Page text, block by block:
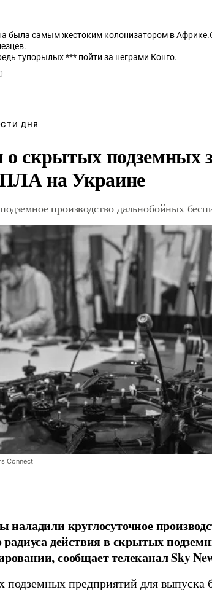
была самым жестоким колонизатором в
тупорылых *** пойти за неграми Конго.
ДНЯ
скрытых подземных
на Украине
производство дальнобойных
Connect
наладили круглосуточное
радиуса действия в скрытых
сообщает телеканал Sky
подземных предприятий для выпуска